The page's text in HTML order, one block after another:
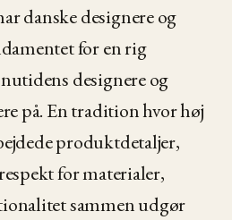
danske designere og
for en rig
designere og
på. En tradition hvor høj
produktdetaljer,
for materialer,
sammen udgør